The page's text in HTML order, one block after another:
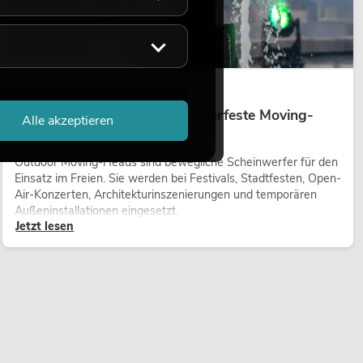
Outdoor Moving-Heads: Wetterfeste Moving-
Outdoor Moving-Heads sind bewegliche Scheinwerfer für den
Einsatz im Freien. Sie werden bei Festivals, Stadtfesten, Open-
Air-Konzerten, Architekturinszenierungen und temporären
Außeninstallationen eingesetzt.
Jetzt lesen
Alle akzeptieren